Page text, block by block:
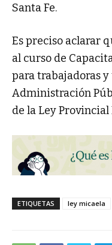
Santa Fe.
Es preciso aclarar
al curso de
para trabajadoras
Administración
de la Ley Provincial
ETIQUETAS ley micaela